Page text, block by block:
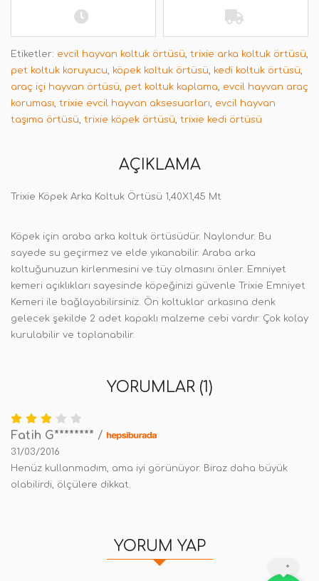
Etiketler: evcil hayvan koltuk örtüsü, trixie arka koltuk örtüsü,
pet koltuk koruyucu, köpek koltuk örtüsü, kedi koltuk örtüsü,
araç içi hayvan örtüsü, pet koltuk kaplama, evcil hayvan araç
koruması, trixie evcil hayvan aksesuarları, evcil hayvan
taşıma örtüsü, trixie köpek örtüsü, trixie kedi örtüsü
AÇIKLAMA
Trixie Köpek Arka Koltuk Örtüsü 1,40X1,45 Mt
Köpek için araba arka koltuk örtüsüdür. Naylondur. Bu
sayede su geçirmez ve elde yıkanabilir. Araba arka
koltuğunuzun kirlenmesini ve tüy olmasını önler. Emniyet
kemeri açıklıkları sayesinde köpeğinizi güvenle Trixie Emniyet
Kemeri ile bağlayabilirsiniz. Ön koltuklar arkasına denk
gelecek şekilde 2 adet kapaklı malzeme cebi vardır. Çok kolay
kurulabilir ve toplanabilir.
YORUMLAR (1)
Fatih G******** /
31/03/2016
Henüz kullanmadım, ama iyi görünüyor. Biraz daha büyük
olabilirdi, ölçülere dikkat.
YORUM YAP